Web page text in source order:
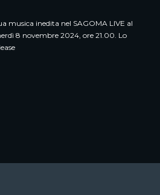
musica inedita nel SAGOMA LIVE al
8 novembre 2024, ore 21.00. Lo